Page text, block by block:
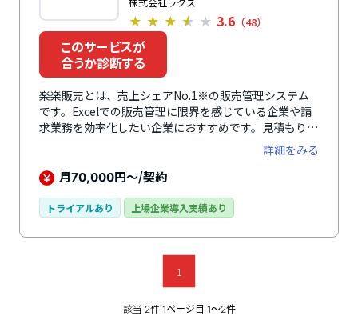
★ ★ ★ ★ ★ 3.6 （48）
このサービスが
合うか診断する
楽楽販売とは、売上シェアNo.1※の販売管理システム
です。Excelでの販売管理に限界を感じている企業や請
求業務を効率化したい企業におすすめです。見積もり・
受注・請求に加え、売上・発注・原価・収支まで一元管
理でき、複雑な金額計算の自動化や計上ルールにも柔軟
に対応します。さらに、案件・プロジェクト別の収支も
理の強化につながります。※デロイト トーマツ ミック
と展望」（ミックITリポート2025年2月号：
https://mic-r.co.jp/micit/2025/）より
詳細をみる
月70,000円～/契約
トライアルあり 上場企業導入実績あり
1
該当 2件 1ページ目 1〜2件